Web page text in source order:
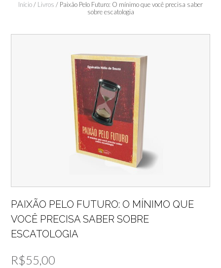
Início/ Livros / Paixão Pelo Futuro: O mínimo que você precisa saber
sobre escatologia
PAIXÃO PELO FUTURO: O MÍNIMO QUE
VOCÊ PRECISA SABER SOBRE
ESCATOLOGIA
R$55,00